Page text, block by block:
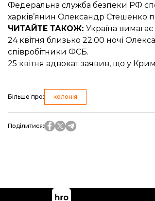
Федеральна служба безпеки РФ
харків’янин Олександр Стешенко
ЧИТАЙТЕ ТАКОЖ: Україна
24 квітня близько 22:00 ночі
співробітники ФСБ.
25 квітня адвокат заявив, що у
Більше про: колонія
Поділитися: